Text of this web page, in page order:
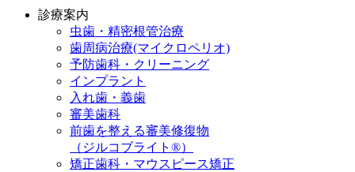
診療案内
虫歯・精密根管治療
歯周病治療(マイクロペリオ)
予防歯科・クリーニング
インプラント
入れ歯・義歯
審美歯科
前歯を整える審美修復物
（ジルコブライト®）
矯正歯科・マウスピース矯正